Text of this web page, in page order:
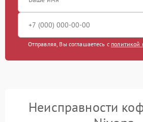
Отправляя, Вы соглашаетесь с политикой
Неисправности